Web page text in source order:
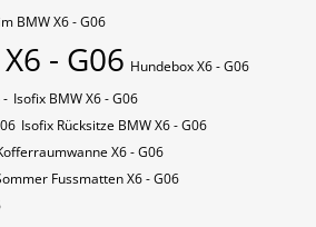
BMW X6 - G06
- G06 Hundebox X6 - G06
- Isofix BMW X6 - G06
Isofix Rücksitze BMW X6 - G06
X6 - G06
Fussmatten X6 - G06